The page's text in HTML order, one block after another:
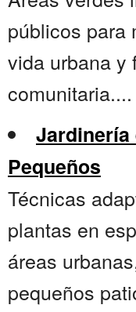
públicos para
vida urbana y
comunitaria....
Jardinería
Pequeños
Técnicas
plantas en
áreas
pequeños